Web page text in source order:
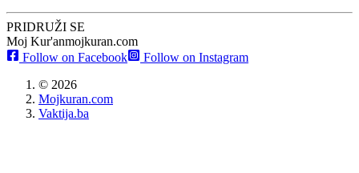
PRIDRUŽI SE
Moj Kur'anmojkuran.com
Follow on Facebook
Follow on Instagram
© 2026
Mojkuran.com
Vaktija.ba